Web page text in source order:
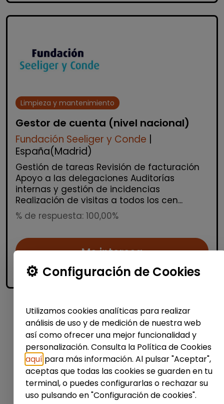
Limpieza y mantenimiento
Gestor de cuenta (nivel nacional)
Fundación Seeliger y Conde
España(Madrid)
Gestión de tareas Revisión de facturación
Apoyo a las delegaciones Auditorías
internas y gestión de incidencias
Realización de visitas a todos los cen...
% de respuesta: 100,00%
Me interesa
accessibility_newPersonas con discapacidad
1
No te pierdas nada
Configuración de Cookies
Utilizamos cookies analíticas para realizar
análisis de uso y de medición de nuestra web
así como ofrecer una mejor funcionalidad y
personalización. Consulta la Política de Cookies
aquí para más información. Al pulsar "Aceptar",
aceptas que todas las cookies se guarden en tu
terminal, o puedes configurarlas o rechazar su
uso pulsando en "Configuración de cookies".